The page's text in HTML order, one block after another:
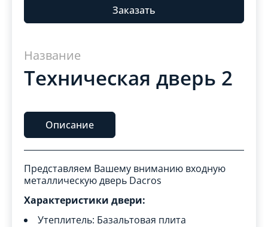
Заказать
Название
Техническая дверь 2
Описание
Представляем Вашему вниманию входную
металлическую дверь Dacros
Характеристики двери:
Утеплитель: Базальтовая плита